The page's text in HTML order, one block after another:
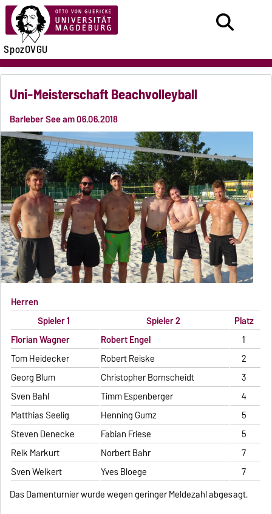
SpozOVGU
Uni-Meisterschaft Beachvolleyball
Barleber See am 06.06.2018
Herren
Spieler 1
Spieler 2
Platz
Florian Wagner
Robert Engel
1
Tom Heidecker
Robert Reiske
2
Georg Blum
Christopher Bornscheidt
3
Sven Bahl
Timm Espenberger
4
Matthias Seelig
Henning Gumz
5
Steven Denecke
Fabian Friese
5
Reik Markurt
Norbert Bahr
7
Sven Welkert
Yves Bloege
7
Das Damenturnier wurde wegen geringer Meldezahl abgesagt.